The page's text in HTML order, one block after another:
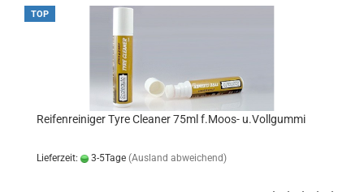
TOP
Reifenreiniger Tyre Cleaner 75ml f.Moos- u.Vollgummi
Lieferzeit: 3-5Tage (Ausland abweichend)